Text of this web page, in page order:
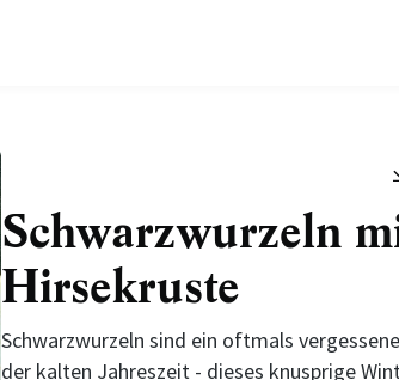
Schwarzwurzeln
Hirsekruste
Schwarzwurzeln sind ein oftmals
der kalten Jahreszeit - dieses knusprige